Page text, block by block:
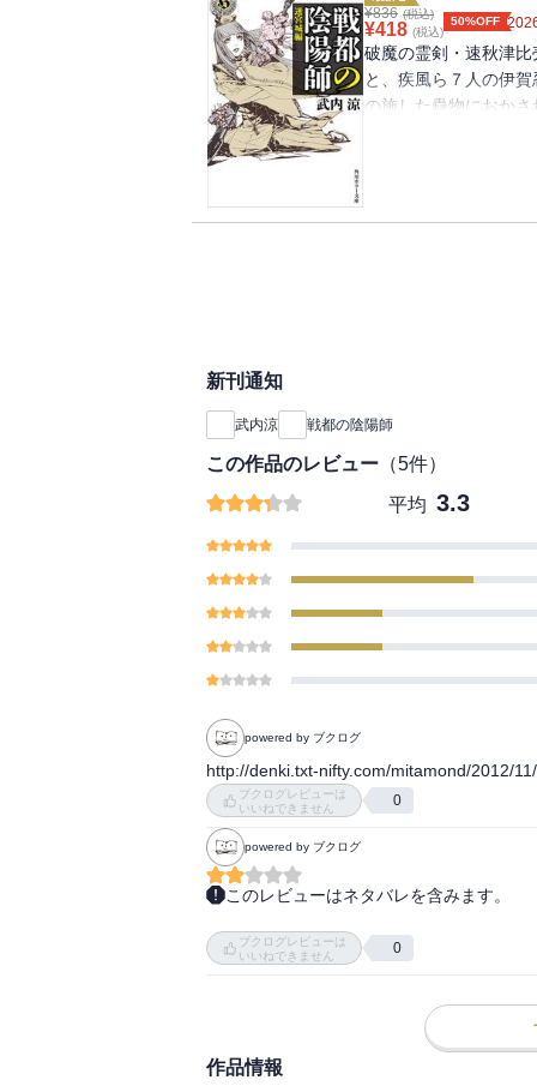
¥836 (税込)
¥418 (税込)
50%OFF
破魔の霊剣・速秋津
と、疾風ら７人の伊
の施した蠱物におか
新刊通知
武内涼 戦都の陰陽師
この作品のレビュー （5件）
平均 3.3
powered by ブクログ
http://denki.txt-nifty.com/mitamond/2012/
ブクログレビューは
いいねできません
0
powered by ブクログ
このレビューはネタバレを含みます。
陰陽師・光子と伊賀忍者というお馴染みの
描かれる戦国の風俗描写によって単純な
て侵入して、という経緯や光子が仕掛け
るのだが、如何せん枝葉が多過ぎる。つ
てるし、果心居士もほぼノーダメージで
ブクログレビューは
いいねできません
0
作品情報